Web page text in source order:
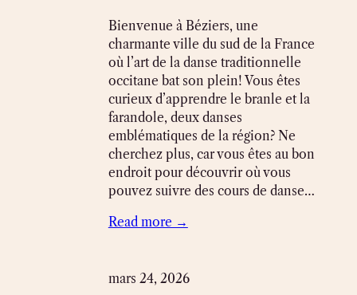
Bienvenue à Béziers, une
charmante ville du sud de la France
où l’art de la danse traditionnelle
occitane bat son plein! Vous êtes
curieux d’apprendre le branle et la
farandole, deux danses
emblématiques de la région? Ne
cherchez plus, car vous êtes au bon
endroit pour découvrir où vous
pouvez suivre des cours de danse…
Read more →
mars 24, 2026